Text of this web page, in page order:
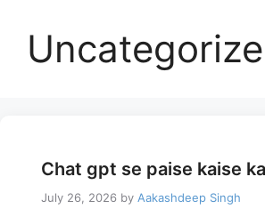
Chat gpt se paise kaise
July 26, 2026 by Aakashdeep Singh